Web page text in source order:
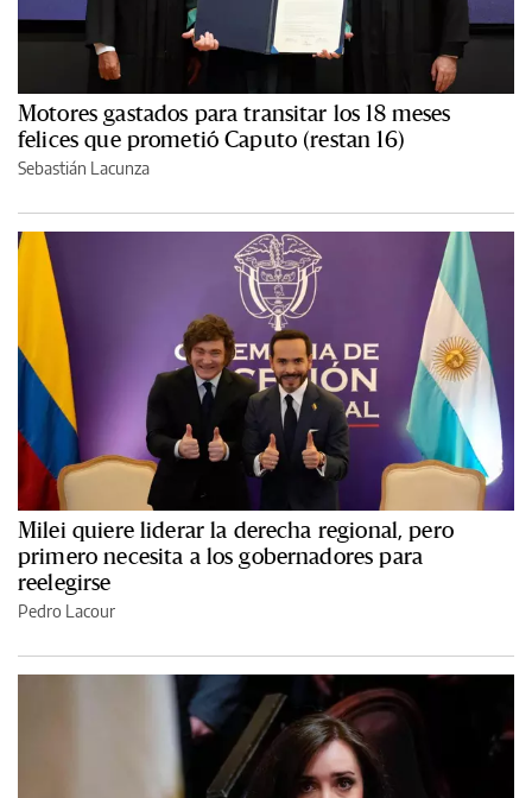
Motores gastados para transitar los 18 meses
felices que prometió Caputo (restan 16)
Sebastián Lacunza
Milei quiere liderar la derecha regional, pero
primero necesita a los gobernadores para
reelegirse
Pedro Lacour